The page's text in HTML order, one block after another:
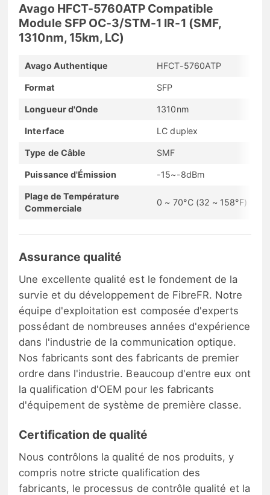
Avago HFCT-5760ATP Compatible
Module SFP OC-3/STM-1 IR-1 (SMF,
1310nm, 15km, LC)
Avago Authentique HFCT-5760ATP
Format SFP
Longueur d'Onde 1310nm
Interface LC duplex
Type de Câble SMF
Puissance d'Émission -15~-8dBm
Plage de Température
Commerciale
0 ~ 70°C (32 ~ 158°F)
Assurance qualité
Une excellente qualité est le fondement de la
survie et du développement de FibreFR. Notre
équipe d'exploitation est composée d'experts
possédant de nombreuses années d'expérience
dans l'industrie de la communication optique.
Nos fabricants sont des fabricants de premier
ordre dans l'industrie. Beaucoup d'entre eux ont
la qualification d'OEM pour les fabricants
d'équipement de système de première classe.
Certification de qualité
Nous contrôlons la qualité de nos produits, y
compris notre stricte qualification des
fabricants, le processus de contrôle qualité et la